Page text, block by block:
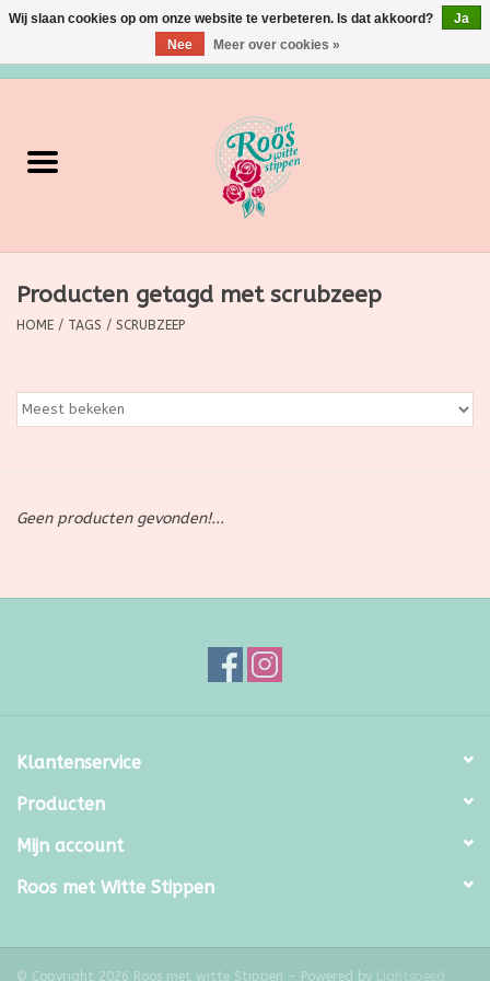
Verzorging
Grimeermateriaal
Huishoudartikelen
Kadootjes
Producten getagd met scrubzeep
HOME / TAGS / SCRUBZEEP
Geen producten gevonden!...
Klantenservice
Producten
Mijn account
Roos met Witte Stippen
© Copyright 2026 Roos met witte Stippen - Powered by Lightspeed
Wij slaan cookies op om onze website te verbeteren. Is dat akkoord?
Ja
Nee
Meer over cookies »